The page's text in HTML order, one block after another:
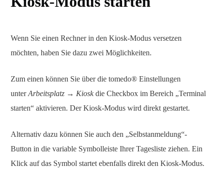
Wenn Sie einen Rechner in den Kiosk-Modus versetzen
möchten, haben Sie dazu zwei Möglichkeiten.
Zum einen können Sie über die tomedo® Einstellungen
unterArbeitsplatz → Kioskdie Checkbox im Bereich „Terminal
starten“ aktivieren. Der Kiosk-Modus wird direkt gestartet.
Alternativ dazu können Sie auch den „Selbstanmeldung“-
Button in die variable Symbolleiste Ihrer Tagesliste ziehen. Ein
Klick auf das Symbol startet ebenfalls direkt den Kiosk-Modus.